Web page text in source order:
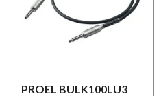
PROEL BULK100LU3